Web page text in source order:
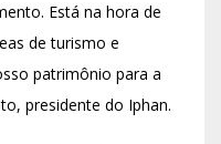
Está na hora de
de turismo e
patrimônio para a
presidente do Iphan.